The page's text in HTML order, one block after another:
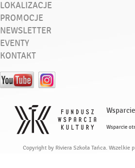
LOKALIZACJE
PROMOCJE
NEWSLETTER
EVENTY
KONTAKT
Wsparcie
Copyright by Riviera Szkoła Tańca. Wszelkie